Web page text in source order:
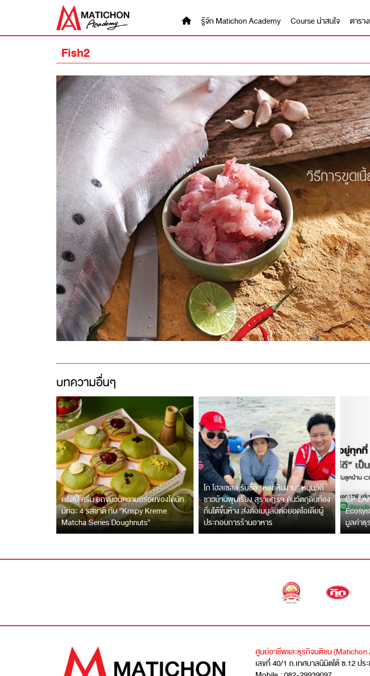
รู้จัก Matichon Academy Course น่าสนใจ ตารา
Fish2
บทความอื่นๆ
คริสปี้ ครีม ยกขบวนความอร่อยของโดนัท
มัทฉะ 4 รสชาติ กับ “Krispy Kreme
Matcha Series Doughnuts”
โก โฮลเซลล์ รับซื้อ “หอยหินงาม” หนุนวิถี
ชาวบ้านพุมเรียง สุราษฎร์ฯ ดันวัตถุดิบท้อง
ถิ่นใต้ขึ้นห้าง ส่งต่อเมนูลับต่อยอดไอเดียผู้
ประกอบการร้านอาหาร
CP
มูลค่าธุ
ศูนย์อาชีพและธุรกิจมติชน (Matichon
เลขที่ 40/1 ถ.เทศบาลนิมิตใต้ ซ.12 ปร